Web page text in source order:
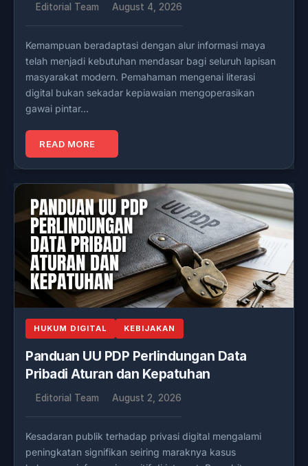
Editorial Team August 4, 2026
Kemampuan beradaptasi dengan alur informasi maya
telah menjadi kebutuhan mendasar bagi seluruh lapisan
masyarakat modern. Pemahaman mengenai literasi
digital bukan sekadar kepiawaian mengoperasikan
gawai pintar…
READ MORE
HUKUM DIGITAL KEBIJAKAN
Panduan UU PDP Perlindungan Data
Pribadi Aturan dan Kepatuhan
Editorial Team August 2, 2026
Kesadaran publik terhadap privasi digital mengalami
peningkatan signifikan seiring maraknya kasus